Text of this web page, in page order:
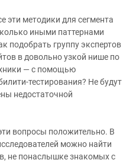
эти методики для сегмента
иными паттернами
подобрать группу экспертов
в довольно узкой нише по
— с помощью
тестирования? Не будут
недостаточной
вопросы положительно. В
можно найти
не понаслышке знакомых с